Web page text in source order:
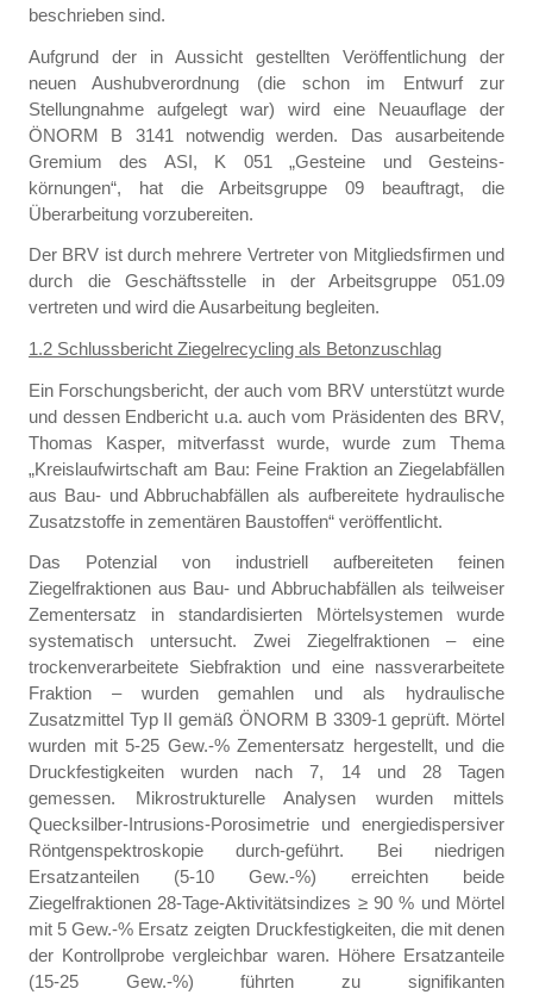
beschrieben sind.
Aufgrund der in Aussicht gestellten Veröffentlichung der
neuen Aushubverordnung (die schon im Entwurf zur
Stellungnahme aufgelegt war) wird eine Neuauflage der
ÖNORM B 3141 notwendig werden. Das ausarbeitende
Gremium des ASI, K 051 „Gesteine und Gesteins-
körnungen“, hat die Arbeitsgruppe 09 beauftragt, die
Überarbeitung vorzubereiten.
Der BRV ist durch mehrere Vertreter von Mitgliedsfirmen und
durch die Geschäftsstelle in der Arbeitsgruppe 051.09
vertreten und wird die Ausarbeitung begleiten.
1.2 Schlussbericht Ziegelrecycling als Betonzuschlag
Ein Forschungsbericht, der auch vom BRV unterstützt wurde
und dessen Endbericht u.a. auch vom Präsidenten des BRV,
Thomas Kasper, mitverfasst wurde, wurde zum Thema
„Kreislaufwirtschaft am Bau: Feine Fraktion an Ziegelabfällen
aus Bau- und Abbruchabfällen als aufbereitete hydraulische
Zusatzstoffe in zementären Baustoffen“ veröffentlicht.
Das Potenzial von industriell aufbereiteten feinen
Ziegelfraktionen aus Bau- und Abbruchabfällen als teilweiser
Zementersatz in standardisierten Mörtelsystemen wurde
systematisch untersucht. Zwei Ziegelfraktionen – eine
trockenverarbeitete Siebfraktion und eine nassverarbeitete
Fraktion – wurden gemahlen und als hydraulische
Zusatzmittel Typ II gemäß ÖNORM B 3309-1 geprüft. Mörtel
wurden mit 5-25 Gew.-% Zementersatz hergestellt, und die
Druckfestigkeiten wurden nach 7, 14 und 28 Tagen
gemessen. Mikrostrukturelle Analysen wurden mittels
Quecksilber-Intrusions-Porosimetrie und energiedispersiver
Röntgenspektroskopie durch-geführt. Bei niedrigen
Ersatzanteilen (5-10 Gew.-%) erreichten beide
Ziegelfraktionen 28-Tage-Aktivitätsindizes ≥ 90 % und Mörtel
mit 5 Gew.-% Ersatz zeigten Druckfestigkeiten, die mit denen
der Kontrollprobe vergleichbar waren. Höhere Ersatzanteile
(15-25 Gew.-%) führten zu signifikanten